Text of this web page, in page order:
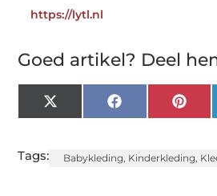
https://lytl.nl
Goed artikel? Deel
X
(Twitter)
Facebook
Tags: Babykleding, Kinderkleding,